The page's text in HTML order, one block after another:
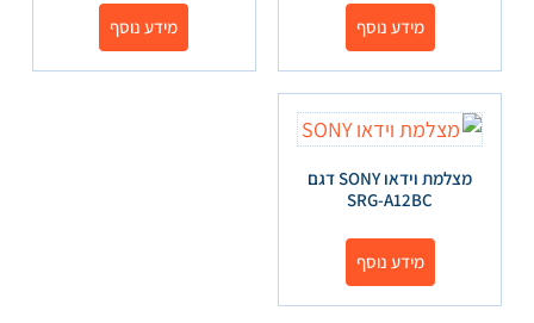
מידע נוסף מידע נוסף
מצלמת וידאו SONY דגם
SRG-A12BC
מידע נוסף